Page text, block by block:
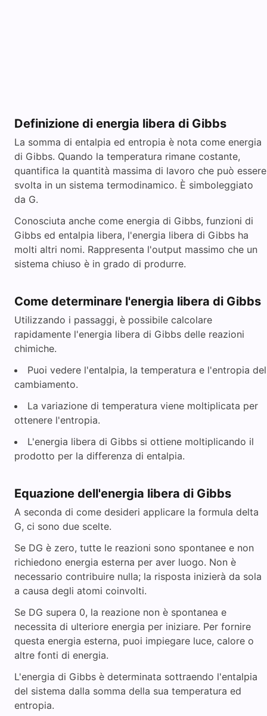
Definizione di energia libera di Gibbs
La somma di entalpia ed entropia è nota come energia
di Gibbs. Quando la temperatura rimane costante,
quantifica la quantità massima di lavoro che può essere
svolta in un sistema termodinamico. È simboleggiato
da G.
Conosciuta anche come energia di Gibbs, funzioni di
Gibbs ed entalpia libera, l'energia libera di Gibbs ha
molti altri nomi. Rappresenta l'output massimo che un
sistema chiuso è in grado di produrre.
Come determinare l'energia libera di Gibbs
Utilizzando i passaggi, è possibile calcolare
rapidamente l'energia libera di Gibbs delle reazioni
chimiche.
Puoi vedere l'entalpia, la temperatura e l'entropia del
cambiamento.
La variazione di temperatura viene moltiplicata per
ottenere l'entropia.
L'energia libera di Gibbs si ottiene moltiplicando il
prodotto per la differenza di entalpia.
Equazione dell'energia libera di Gibbs
A seconda di come desideri applicare la formula delta
G, ci sono due scelte.
Se DG è zero, tutte le reazioni sono spontanee e non
richiedono energia esterna per aver luogo. Non è
necessario contribuire nulla; la risposta inizierà da sola
a causa degli atomi coinvolti.
Se DG supera 0, la reazione non è spontanea e
necessita di ulteriore energia per iniziare. Per fornire
questa energia esterna, puoi impiegare luce, calore o
altre fonti di energia.
L'energia di Gibbs è determinata sottraendo l'entalpia
del sistema dalla somma della sua temperatura ed
entropia.